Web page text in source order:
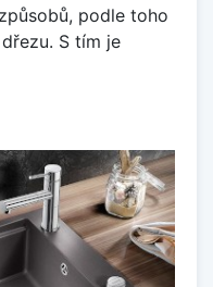
podle toho
S tím je